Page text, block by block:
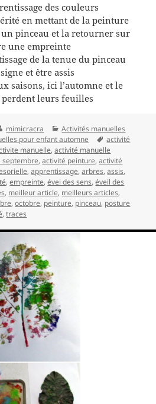
des couleurs
en mettant de la peinture
pinceau et la retourner sur
une empreinte
de la tenue du pinceau
et être assis
saisons, ici l’automne et le
leurs feuilles
Auteur
mimicracra Catégories
Activités manuelles
pour enfant automne
Mots-
clés
activité
manuelle,activité manuelle
septembre,activité peinture,activité
,apprentissage,arbres,assis,
,empreinte,évei des sens,éveil des
, meilleur article, meilleurs articles,
,octobre, peinture, pinceau, posture
,traces